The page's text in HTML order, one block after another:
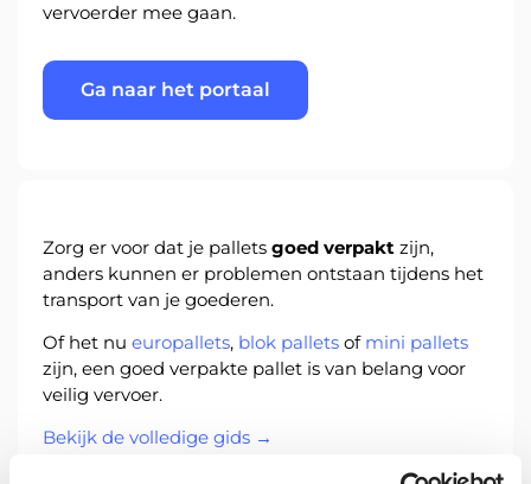
vervoerder mee gaan.
Ga naar het portaal
Zorg er voor dat je pallets goed verpakt zijn,
anders kunnen er problemen ontstaan tijdens het
transport van je goederen.
Of het nu europallets, blok palletsof mini pallets
zijn, een goed verpakte pallet is van belang voor
veilig vervoer.
Bekijk de volledige gids →